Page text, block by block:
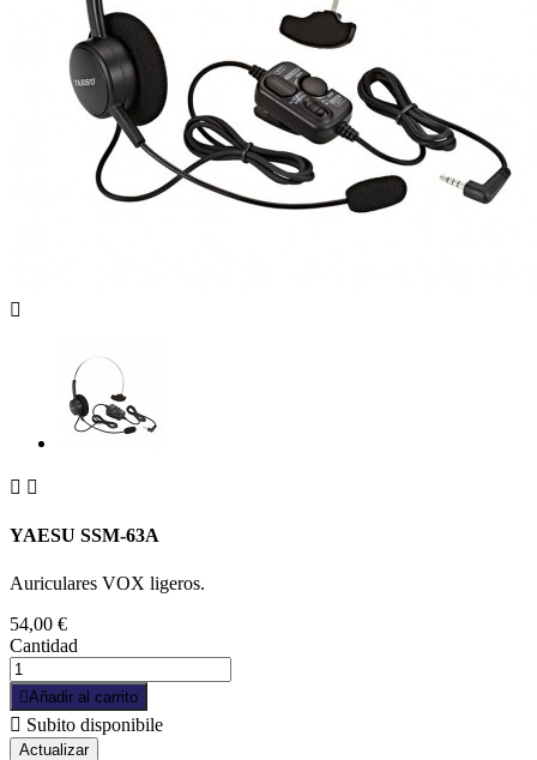

 
YAESU SSM-63A
Auriculares VOX ligeros.
54,00 €
Cantidad
Añadir al carrito
 Subito disponibile